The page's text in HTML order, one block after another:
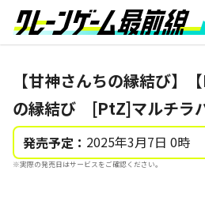
【甘神さんちの縁結び】
の縁結び [PtZ]マルチラ
発売予定： 2025年3月7日 0時
※実際の発売日はサービスをご確認ください。